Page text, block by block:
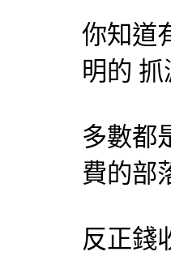
你知道
明的
多數都
費的部
反正錢